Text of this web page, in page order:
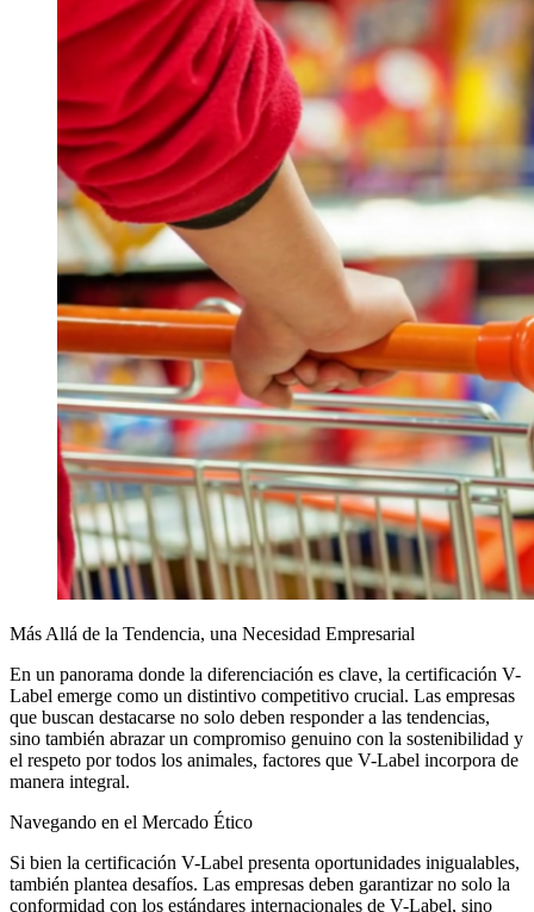
Más Allá de la Tendencia, una Necesidad Empresarial
En un panorama donde la diferenciación es clave, la certificación V-
Label emerge como un distintivo competitivo crucial. Las empresas
que buscan destacarse no solo deben responder a las tendencias,
sino también abrazar un compromiso genuino con la sostenibilidad y
el respeto por todos los animales, factores que V-Label incorpora de
manera integral.
Navegando en el Mercado Ético
Si bien la certificación V-Label presenta oportunidades inigualables,
también plantea desafíos. Las empresas deben garantizar no solo la
conformidad con los estándares internacionales de V-Label, sino